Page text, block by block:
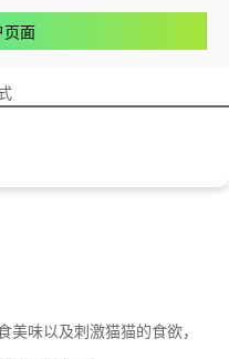
页面
美味以及刺激猫猫的食欲，